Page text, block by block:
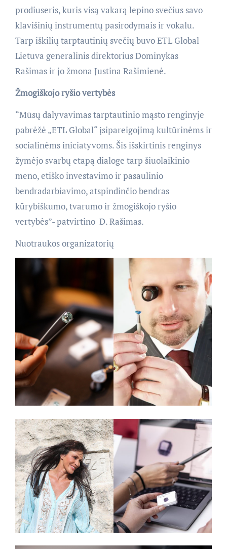
prodiuseris, kuris visą vakarą lepino svečius savo
klavišinių instrumentų pasirodymais ir vokalu.
Tarp iškilių tarptautinių svečių buvo ETL Global
Lietuva generalinis direktorius Dominykas
Rašimas ir jo žmona Justina Rašimienė.
Žmogiškojo ryšio vertybės
“Mūsų dalyvavimas tarptautinio mąsto renginyje
pabrėžė „ETL Global“ įsipareigojimą kultūrinėms ir
socialinėms iniciatyvoms. Šis išskirtinis renginys
žymėjo svarbų etapą dialoge tarp šiuolaikinio
meno, etiško investavimo ir pasaulinio
bendradarbiavimo, atspindinčio bendras
kūrybiškumo, tvarumo ir žmogiškojo ryšio
vertybės”- patvirtino D. Rašimas.
Nuotraukos organizatorių